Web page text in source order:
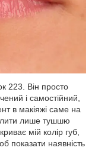
223. Він просто
і самостійний,
в макіяжі саме на
лише тушшю
мій колір губ,
показати наявність